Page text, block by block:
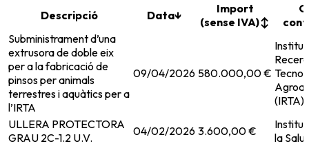
Descripció Data↓
Import
(sense IVA)↕
Subministrament d’una
extrusora de doble eix
per a la fabricació de
pinsos per animals
terrestres i aquàtics per a
l’IRTA
09/04/2026 580.000,00 €
(IRTA)
ULLERA PROTECTORA
GRAU 2C-1.2 U.V.
04/02/2026 3.600,00 €
la